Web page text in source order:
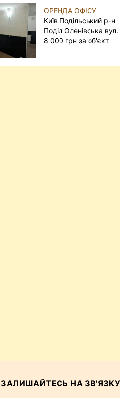
ОРЕНДА ОФІСУ
Київ Подільський р-н
Поділ Оленівська вул.
8 000 грн за об'єкт
ЗАЛИШАЙТЕСЬ НА ЗВ'ЯЗКУ